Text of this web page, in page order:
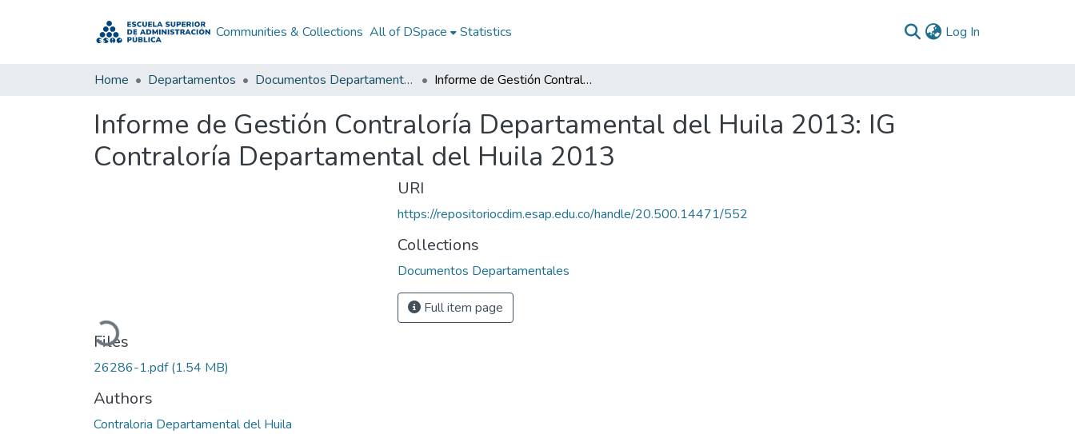
Communities & Collections All of DSpace Statistics Log In
Home Departamentos Documentos Departamentales Informe de Gestión Contraloría Departamental del Huila 2013: IG Contraloría Departamental del Huila 2013
Informe de Gestión Contraloría Departamental del Huila 2013: IG
Contraloría Departamental del Huila 2013
Loading...
Files
26286-1.pdf(1.54 MB)
Authors
Contraloria Departamental del Huila
URI
https://repositoriocdim.esap.edu.co/handle/20.500.14471/552
Collections
Documentos Departamentales
Full item page